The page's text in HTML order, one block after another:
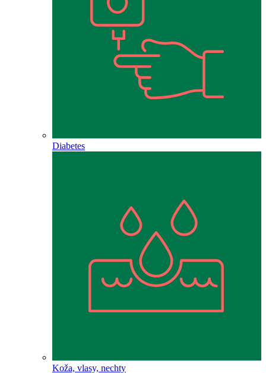
Diabetes
Koža, vlasy, nechty